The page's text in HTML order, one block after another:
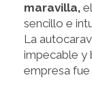
maravilla,
sencillo e
La
impecable y
empresa